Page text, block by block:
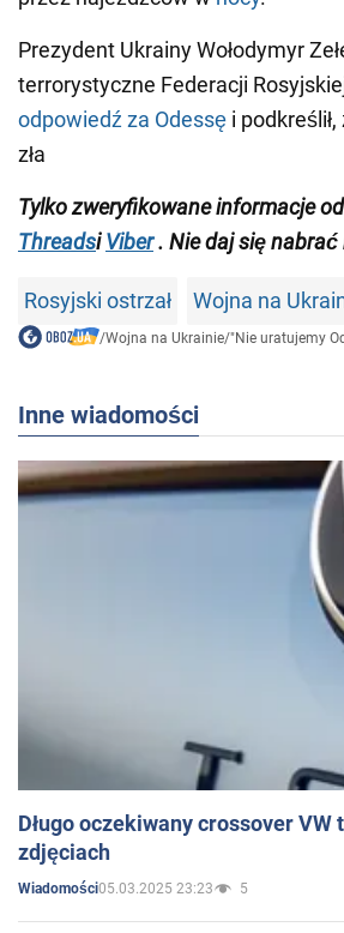
Prezydent Ukrainy Wołodymyr
terrorystyczne Federacji
odpowiedź za Odessę i
zła
Tylko zweryfikowane informacje
Threadsi Viber. Nie daj się
Rosyjski ostrzał Wojna na
/Wojna na Ukrainie/"Nie uratujemy
Inne wiadomości
Długo oczekiwany crossover
zdjęciach
Wiadomości05.03.2025 23:23 5